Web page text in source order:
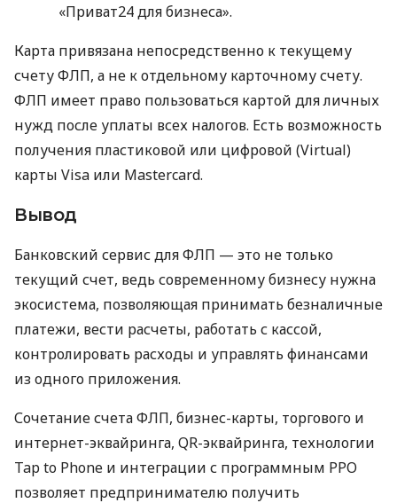
«Приват24 для бизнеса».
Карта привязана непосредственно к текущему
счету ФЛП, а не к отдельному карточному счету.
ФЛП имеет право пользоваться картой для личных
нужд после уплаты всех налогов. Есть возможность
получения пластиковой или цифровой (Virtual)
карты Visa или Mastercard.
Вывод
Банковский сервис для ФЛП — это не только
текущий счет, ведь современному бизнесу нужна
экосистема, позволяющая принимать безналичные
платежи, вести расчеты, работать с кассой,
контролировать расходы и управлять финансами
из одного приложения.
Сочетание счета ФЛП, бизнес-карты, торгового и
интернет-эквайринга, QR-эквайринга, технологии
Tap to Phone и интеграции с программным РРО
позволяет предпринимателю получить